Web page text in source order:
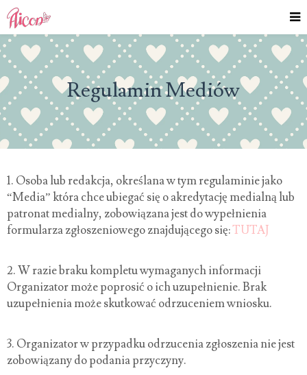
Regulamin Mediów
1. Osoba lub redakcja, określana w tym regulaminie jako
“Media” która chce ubiegać się o akredytację medialną lub
patronat medialny, zobowiązana jest do wypełnienia
formularza zgłoszeniowego znajdującego się:TUTAJ
2. W razie braku kompletu wymaganych informacji
Organizator może poprosić o ich uzupełnienie. Brak
uzupełnienia może skutkować odrzuceniem wniosku.
3. Organizator w przypadku odrzucenia zgłoszenia nie jest
zobowiązany do podania przyczyny.